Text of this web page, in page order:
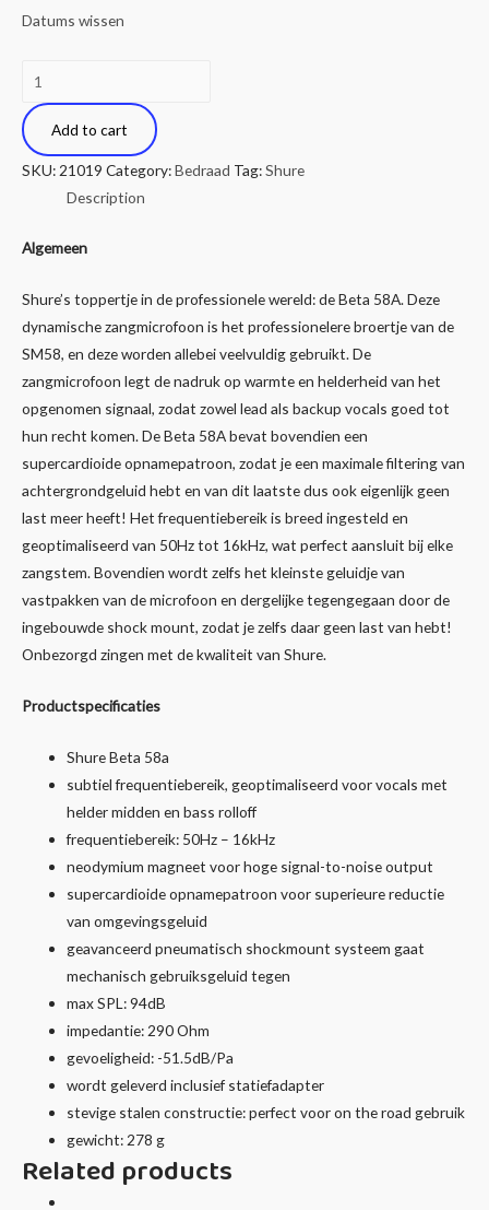
Datums wissen
Shure
Beta
58a
dynamische
zangmicrofoon
quantity
Add to cart
SKU:21019 Category:Bedraad Tag:Shure
Description
Algemeen
Shure’s toppertje in de professionele wereld: de Beta 58A. Deze
dynamische zangmicrofoon is het professionelere broertje van de
SM58, en deze worden allebei veelvuldig gebruikt. De
zangmicrofoon legt de nadruk op warmte en helderheid van het
opgenomen signaal, zodat zowel lead als backup vocals goed tot
hun recht komen. De Beta 58A bevat bovendien een
supercardioide opnamepatroon, zodat je een maximale filtering van
achtergrondgeluid hebt en van dit laatste dus ook eigenlijk geen
last meer heeft! Het frequentiebereik is breed ingesteld en
geoptimaliseerd van 50Hz tot 16kHz, wat perfect aansluit bij elke
zangstem. Bovendien wordt zelfs het kleinste geluidje van
vastpakken van de microfoon en dergelijke tegengegaan door de
ingebouwde shock mount, zodat je zelfs daar geen last van hebt!
Onbezorgd zingen met de kwaliteit van Shure.
Productspecificaties
Shure Beta 58a
subtiel frequentiebereik, geoptimaliseerd voor vocals met
helder midden en bass rolloff
frequentiebereik: 50Hz – 16kHz
neodymium magneet voor hoge signal-to-noise output
supercardioide opnamepatroon voor superieure reductie
van omgevingsgeluid
geavanceerd pneumatisch shockmount systeem gaat
mechanisch gebruiksgeluid tegen
max SPL: 94dB
impedantie: 290 Ohm
gevoeligheid: -51.5dB/Pa
wordt geleverd inclusief statiefadapter
stevige stalen constructie: perfect voor on the road gebruik
gewicht: 278 g
Related products